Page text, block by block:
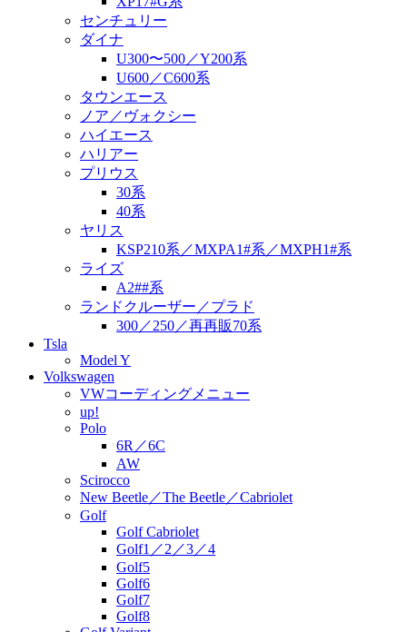
センチュリー
ダイナ
U300〜500／Y200系
U600／C600系
タウンエース
ノア／ヴォクシー
ハイエース
ハリアー
プリウス
30系
40系
ヤリス
KSP210系／MXPA1#系／MXPH1#系
ライズ
A2##系
ランドクルーザー／プラド
300／250／再再販70系
Tsla
Model Y
Volkswagen
VWコーディングメニュー
up!
Polo
6R／6C
AW
Scirocco
New Beetle／The Beetle／Cabriolet
Golf
Golf Cabriolet
Golf1／2／3／4
Golf5
Golf6
Golf7
Golf8